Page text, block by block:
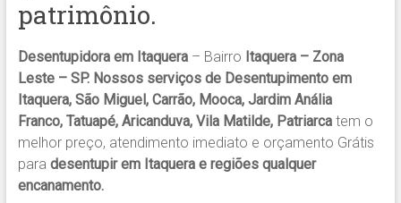
patrimônio.
Desentupidora em Itaquera – Bairro Itaquera – Zona
Leste – SP. Nossos serviços de Desentupimento em
Itaquera, São Miguel, Carrão, Mooca, Jardim Anália
Franco, Tatuapé, Aricanduva, Vila Matilde, Patriarca tem o
melhor preço, atendimento imediato e orçamento Grátis
para desentupir em Itaquera e regiões qualquer
encanamento.